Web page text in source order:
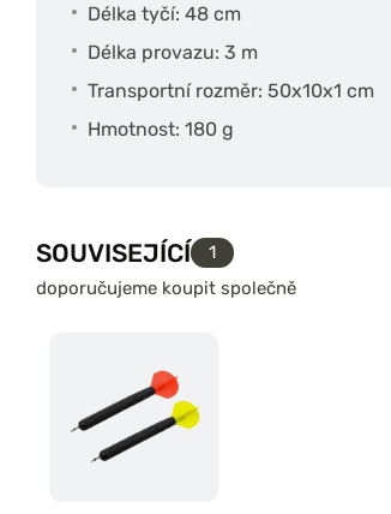
Délka tyčí: 48 cm
Délka provazu: 3 m
Transportní rozměr: 50x10x1 cm
Hmotnost: 180 g
SOUVISEJÍCÍ
1
doporučujeme koupit společně